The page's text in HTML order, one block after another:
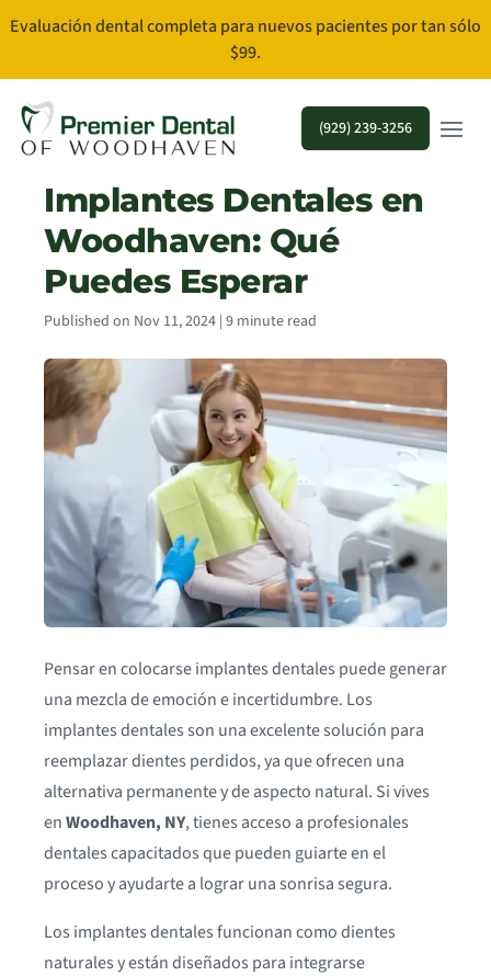
Evaluación dental completa para nuevos pacientes por tan sólo
$99.
(929) 239-3256 Open
Implantes Dentales en
Woodhaven: Qué
Puedes Esperar
Published on Nov 11, 2024 | 9 minute read
Pensar en colocarse implantes dentales puede generar
una mezcla de emoción e incertidumbre. Los
implantes dentales son una excelente solución para
reemplazar dientes perdidos, ya que ofrecen una
alternativa permanente y de aspecto natural. Si vives
enWoodhaven, NY, tienes acceso a profesionales
dentales capacitados que pueden guiarte en el
proceso y ayudarte a lograr una sonrisa segura.
Los implantes dentales funcionan como dientes
naturales y están diseñados para integrarse